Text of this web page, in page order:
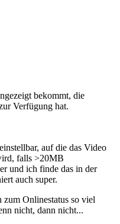
bekommt, die
Verfügung hat.
auf die das Video
falls >20MB
und ich finde das in der
auch super.
zum Onlinestatus so viel
nicht, dann nicht...